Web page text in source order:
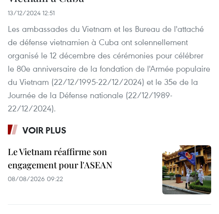
13/12/2024 12:51
Les ambassades du Vietnam et les Bureau de l'attaché
de défense vietnamien à Cuba ont solennellement
organisé le 12 décembre des cérémonies pour célébrer
le 80e anniversaire de la fondation de l'Armée populaire
du Vietnam (22/12/1995-22/12/2024) et le 35e de la
Journée de la Défense nationale (22/12/1989-
22/12/2024).
VOIR PLUS
Le Vietnam réaffirme son
engagement pour l'ASEAN
08/08/2026 09:22